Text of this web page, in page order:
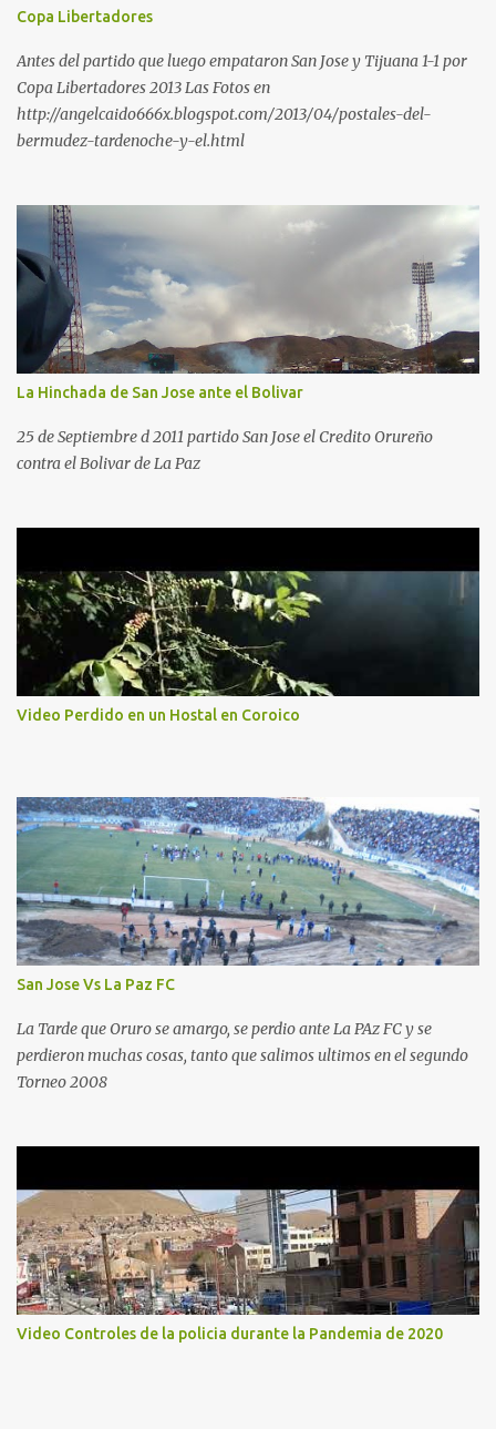
Copa Libertadores
Antes del partido que luego empataron San Jose y Tijuana 1-1 por
Copa Libertadores 2013 Las Fotos en
http://angelcaido666x.blogspot.com/2013/04/postales-del-
bermudez-tardenoche-y-el.html
La Hinchada de San Jose ante el Bolivar
25 de Septiembre d 2011 partido San Jose el Credito Orureño
contra el Bolivar de La Paz
Video Perdido en un Hostal en Coroico
San Jose Vs La Paz FC
La Tarde que Oruro se amargo, se perdio ante La PAz FC y se
perdieron muchas cosas, tanto que salimos ultimos en el segundo
Torneo 2008
Video Controles de la policia durante la Pandemia de 2020